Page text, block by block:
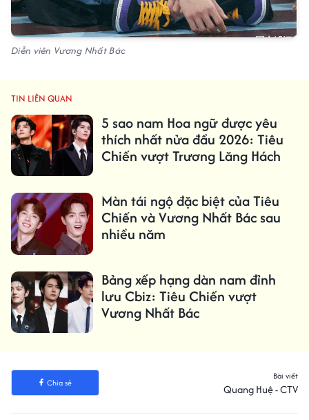
Diễn viên Vương Nhất Bác
TIN LIÊN QUAN
5 sao nam Hoa ngữ được yêu
thích nhất nửa đầu 2026: Tiêu
Chiến vượt Trương Lăng Hách
Màn tái ngộ đặc biệt của Tiêu
Chiến và Vương Nhất Bác sau
nhiều năm
Bảng xếp hạng dàn nam đỉnh
lưu Cbiz: Tiêu Chiến vượt
Vương Nhất Bác
Chia sẻ
Bài viết
Quang Huệ - CTV